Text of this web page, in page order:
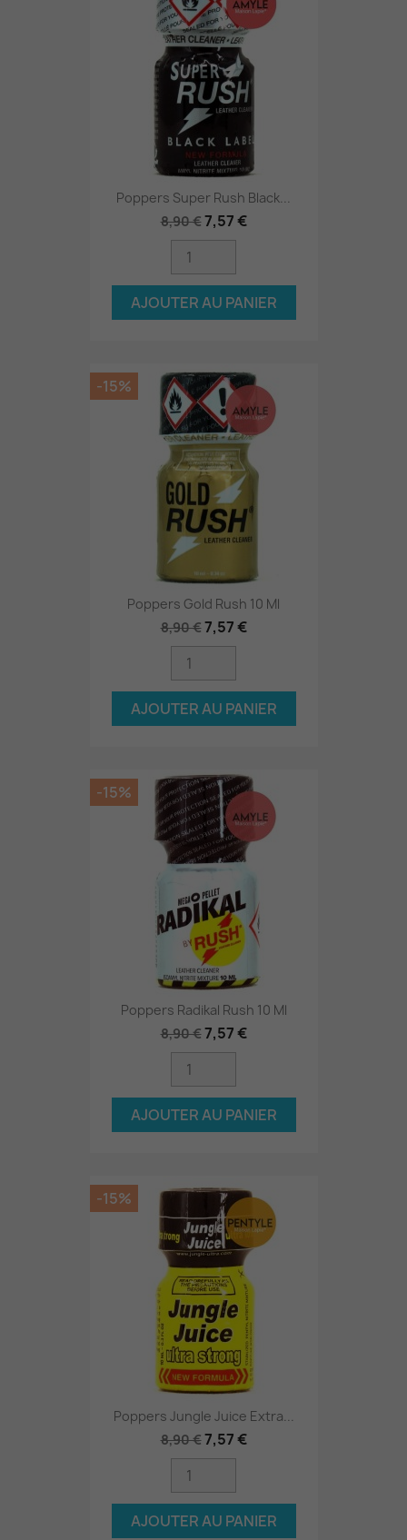
Poppers Super Rush Black...
8,90 €7,57 €
AJOUTER AU PANIER
Poppers Gold Rush 10 Ml
8,90 €7,57 €
AJOUTER AU PANIER
-15%
Poppers Radikal Rush 10 Ml
8,90 €7,57 €
AJOUTER AU PANIER
-15%
Poppers Jungle Juice Extra...
8,90 €7,57 €
AJOUTER AU PANIER
-15%